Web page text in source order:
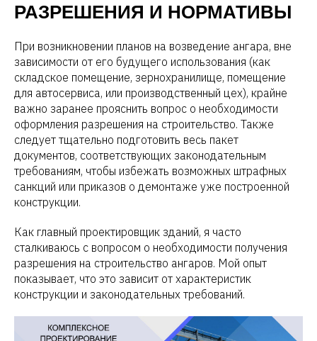
РАЗРЕШЕНИЯ И НОРМАТИВЫ
При возникновении планов на возведение ангара, вне
зависимости от его будущего использования (как
складское помещение, зернохранилище, помещение
для автосервиса, или производственный цех), крайне
важно заранее прояснить вопрос о необходимости
оформления разрешения на строительство. Также
следует тщательно подготовить весь пакет
документов, соответствующих законодательным
требованиям, чтобы избежать возможных штрафных
санкций или приказов о демонтаже уже построенной
конструкции.
Как главный проектировщик зданий, я часто
сталкиваюсь с вопросом о необходимости получения
разрешения на строительство ангаров. Мой опыт
показывает, что это зависит от характеристик
конструкции и законодательных требований.